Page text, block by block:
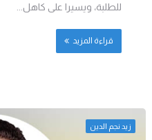
للطلبة، ويسيرا على كاهل...
قراءة المزيد
زيد نجم الدين